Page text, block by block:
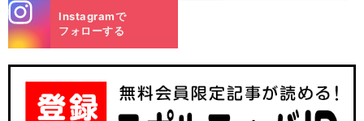
m
Instagramで
フォローする